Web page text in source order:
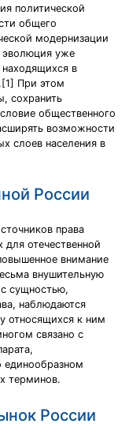
политической
общего
модернизации
эволюция уже
в
При этом
сохранить
общественного
возможности
слоев населения в
России
права
отечественной
внимание
внушительную
сущностью,
наблюдаются
относящихся к ним
связано с
единообразном
терминов.
России